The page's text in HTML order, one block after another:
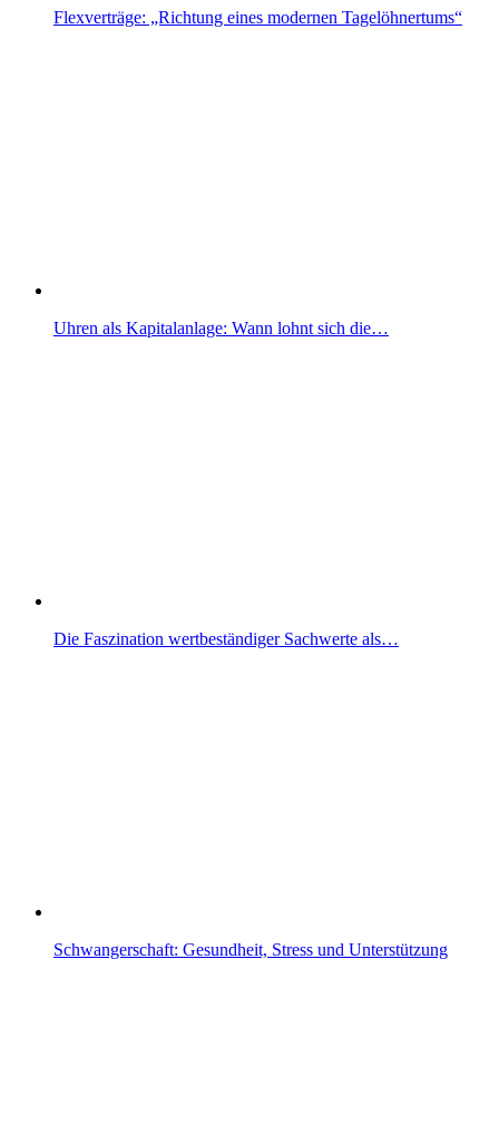
Flexverträge: „Richtung eines modernen Tagelöhnertums“
Uhren als Kapitalanlage: Wann lohnt sich die…
Die Faszination wertbeständiger Sachwerte als…
Schwangerschaft: Gesundheit, Stress und Unterstützung